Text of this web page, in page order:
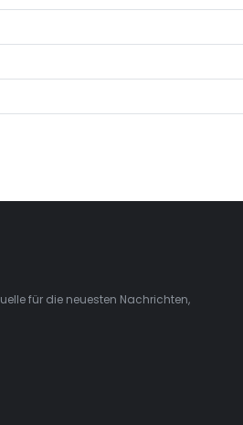
für die neuesten Nachrichten,